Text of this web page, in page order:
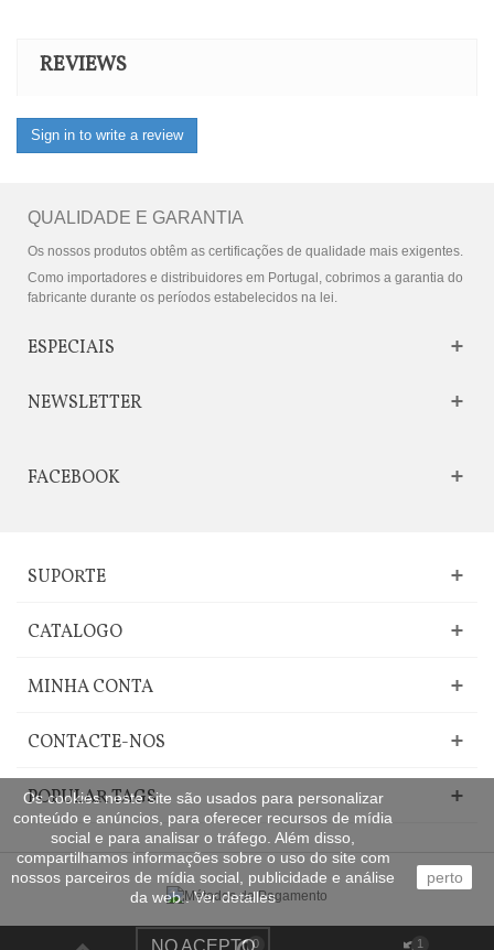
Os cookies neste site são usados para personalizar
conteúdo e anúncios, para oferecer recursos de mídia
social e para analisar o tráfego. Além disso,
compartilhamos informações sobre o uso do site com
nossos parceiros de mídia social, publicidade e análise
da web..Ver detalles
NO ACEPTO
perto
REVIEWS
Sign in to write a review
QUALIDADE E GARANTIA
Os nossos produtos obtêm as certificações de qualidade mais exigentes.
Como importadores e distribuidores em Portugal, cobrimos a garantia do
fabricante durante os períodos estabelecidos na lei.
ESPECIAIS
NEWSLETTER
FACEBOOK
SUPORTE
CATALOGO
MINHA CONTA
CONTACTE-NOS
POPULAR TAGS
0 1